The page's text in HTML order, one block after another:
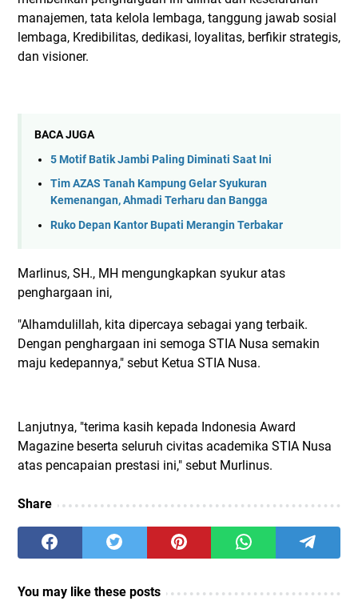
manajemen, tata kelola lembaga, tanggung jawab sosial
lembaga, Kredibilitas, dedikasi, loyalitas, berfikir strategis,
dan visioner.
BACA JUGA
5 Motif Batik Jambi Paling Diminati Saat Ini
Tim AZAS Tanah Kampung Gelar Syukuran
Kemenangan, Ahmadi Terharu dan Bangga
Ruko Depan Kantor Bupati Merangin Terbakar
Marlinus, SH., MH mengungkapkan syukur atas
penghargaan ini,
"Alhamdulillah, kita dipercaya sebagai yang terbaik.
Dengan penghargaan ini semoga STIA Nusa semakin
maju kedepannya," sebut Ketua STIA Nusa.
Lanjutnya, "terima kasih kepada Indonesia Award
Magazine beserta seluruh civitas academika STIA Nusa
atas pencapaian prestasi ini," sebut Murlinus.
Share
You may like these posts